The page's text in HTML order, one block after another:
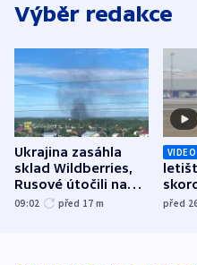
Výběr redakce
Ukrajina zasáhla
sklad Wildberries,
Rusové útočili na
trh, hasiče či
09:02 před 17 m
VIDEO
před